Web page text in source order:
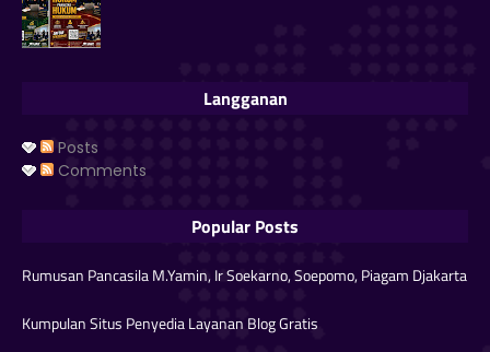
Langganan
Posts
Comments
Popular Posts
Rumusan Pancasila M.Yamin, Ir Soekarno, Soepomo, Piagam Djakarta
Kumpulan Situs Penyedia Layanan Blog Gratis